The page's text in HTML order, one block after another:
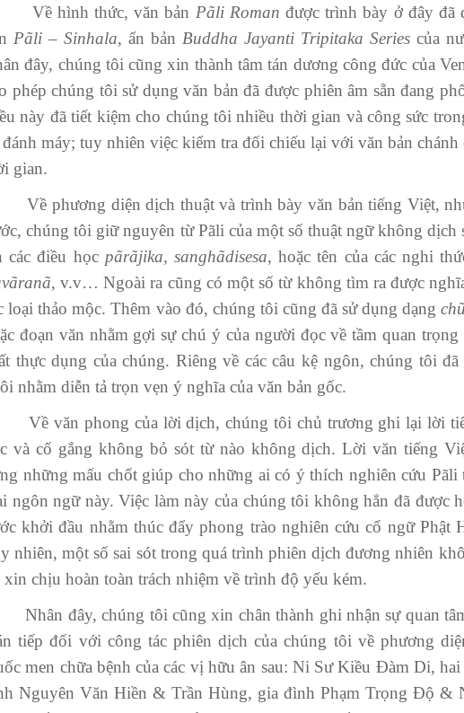
hình thức, văn bản Pãli Roman được trình bày ở đây đã
Pãli – Sinhala, ấn bản Buddha Jayanti Tripitaka Series của
đây, chúng tôi cũng xin thành tâm tán dương công đức của
phép chúng tôi sử dụng văn bản đã được phiên âm sẵn đang
này đã tiết kiệm cho chúng tôi nhiều thời gian và công sức
máy; tuy nhiên việc kiểm tra đối chiếu lại với văn bản chánh
gian.
phương diện dịch thuật và trình bày văn bản tiếng Việt,
chúng tôi giữ nguyên từ Pãli của một số thuật ngữ không
các điều học pãrãjika, sanghãdisesa, hoặc tên của các nghi
, v.v… Ngoài ra cũng có một số từ không tìm ra được
loại thảo mộc. Thêm vào đó, chúng tôi cũng đã sử dụng dạng
đoạn văn nhằm gợi sự chú ý của người đọc về tầm quan
thực dụng của chúng. Riêng về các câu kệ ngôn, chúng tôi
nhằm diễn tả trọn vẹn ý nghĩa của văn bản gốc.
văn phong của lời dịch, chúng tôi chủ trương ghi lại lời
và cố gắng không bỏ sót từ nào không dịch. Lời văn tiếng
những mấu chốt giúp cho những ai có ý thích nghiên cứu Pãli
ngôn ngữ này. Việc làm này của chúng tôi không hẳn đã được
khởi đầu nhằm thúc đẩy phong trào nghiên cứu cổ ngữ Phật
nhiên, một số sai sót trong quá trình phiên dịch đương nhiên
chịu hoàn toàn trách nhiệm về trình độ yếu kém.
đây, chúng tôi cũng xin chân thành ghi nhận sự quan tâm
tiếp đối với công tác phiên dịch của chúng tôi về phương
men chữa bệnh của các vị hữu ân sau: Ni Sư Kiều Đàm Di,
Nguyên Văn Hiền & Trần Hùng, gia đình Phạm Trọng Độ &